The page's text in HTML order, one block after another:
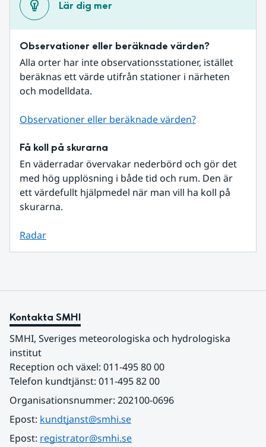
Lär dig mer
Observationer eller beräknade värden?
Alla orter har inte observationsstationer, istället
beräknas ett värde utifrån stationer i närheten
och modelldata.
Observationer eller beräknade värden?
Få koll på skurarna
En väderradar övervakar nederbörd och gör det
med hög upplösning i både tid och rum. Den är
ett värdefullt hjälpmedel när man vill ha koll på
skurarna.
Radar
Kontakta SMHI
SMHI, Sveriges meteorologiska och hydrologiska
institut
Reception och växel: 011-495 80 00
Telefon kundtjänst: 011-495 82 00
Organisationsnummer: 202100-0696
Epost: kundtjanst@smhi.se
Epost: registrator@smhi.se